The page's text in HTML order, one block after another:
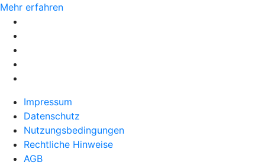
Mehr erfahren
Impressum
Datenschutz
Nutzungsbedingungen
Rechtliche Hinweise
AGB